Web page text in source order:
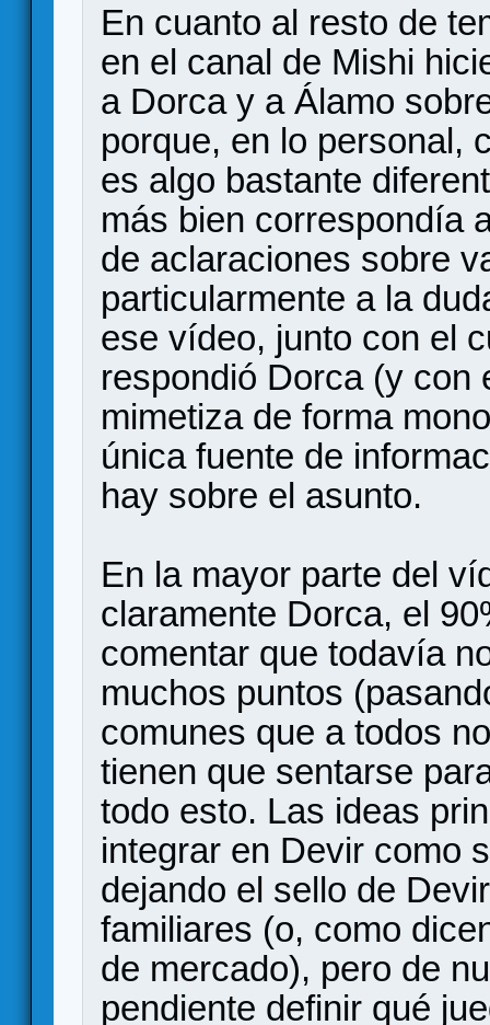
En cuanto al resto de
en el canal de Mishi
a Dorca y a Álamo
porque, en lo personal,
es algo bastante
más bien correspondía
de aclaraciones sobre
particularmente a la
ese vídeo, junto con el
respondió Dorca (y con
mimetiza de forma
única fuente de
hay sobre el asunto.
En la mayor parte del
claramente Dorca, el
comentar que todavía
muchos puntos
comunes que a todos
tienen que sentarse
todo esto. Las ideas
integrar en Devir como
dejando el sello de
familiares (o, como
de mercado), pero de
pendiente definir qué